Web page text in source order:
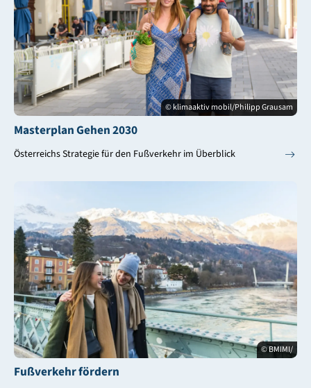
© klimaaktiv mobil/Philipp Grausam
Masterplan Gehen 2030
Österreichs Strategie für den Fußverkehr im Überblick
© BMIMI/
Fußverkehr fördern